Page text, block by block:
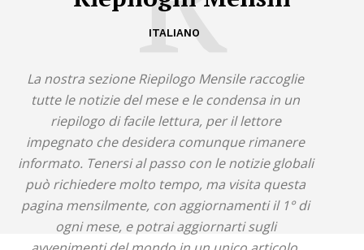
ITALIANO
La nostra sezione Riepilogo Mensile raccoglie
tutte le notizie del mese e le condensa in un
riepilogo di facile lettura, per il lettore
impegnato che desidera comunque rimanere
informato. Tenersi al passo con le notizie globali
può richiedere molto tempo, ma visita questa
pagina mensilmente, con aggiornamenti il 1° di
ogni mese, e potrai aggiornarti sugli